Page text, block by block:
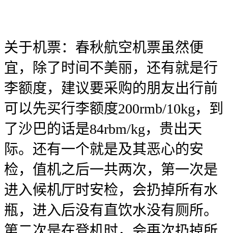
关于机票：春秋航空机票虽然便
宜，除了时间不美丽，还有就是行
李额度，建议要采购的朋友出行前
可以先买行李额度200rmb/10kg，到
了沙巴的话是84rbm/kg，贵出天
际。还有一个就是及其恶心的安
检，值机之后一共两次，第一次是
进入候机厅时安检，会扔掉所有水
瓶，进入后没有直饮水没有厕所。